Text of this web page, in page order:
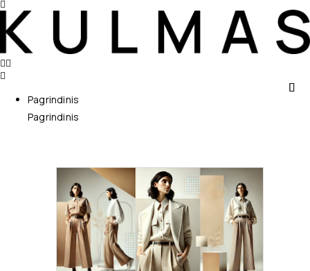
Pagrindinis
Pagrindinis